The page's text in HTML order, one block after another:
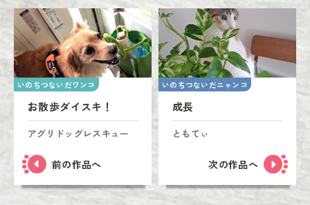
いのちつないだワンコ
お散歩ダイスキ！
アグリドッグレスキュー
前の作品へ
いのちつないだニャンコ
成長
ともてぃ
次の作品へ